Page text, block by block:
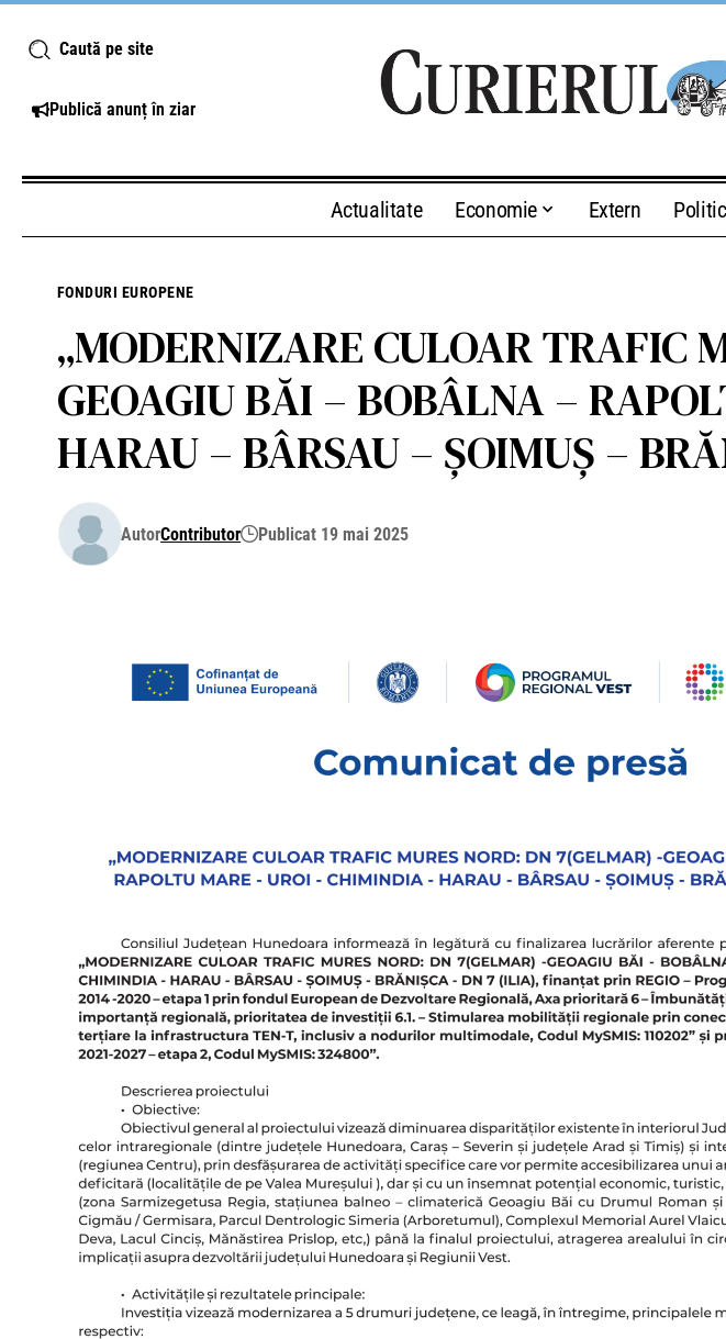
Caută pe site
Publică anunț în ziar
Actualitate Economie Extern Politic
FONDURI EUROPENE
„MODERNIZARE CULOAR TRAFIC
GEOAGIU BĂI – BOBÂLNA –
HARAU – BÂRSAU – ȘOIMUȘ –
AutorContributor Publicat 19 mai 2025